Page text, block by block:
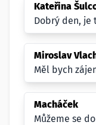
Kateřina
Dobrý den, je
Miroslav
Měl bych
Macháček
Můžeme se